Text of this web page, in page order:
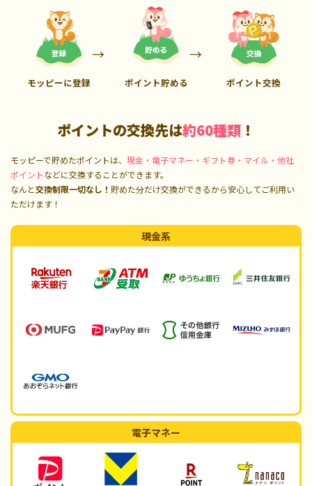
モッピーに登録 ポイント貯める ポイント交換
ポイントの交換先は約60種類 ！
モッピーで貯めたポイントは、 現金・電子マネー・ギフト券・マイル・他社
ポイントなどに交換することができます。
なんと交換制限一切なし！ 貯めた分だけ交換ができるから安心してご利用い
ただけます！
現金系
電子マネー